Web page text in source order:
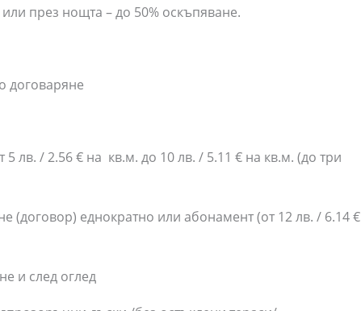
през нощта – до 50% оскъпяване.
договаряне
лв. / 2.56 € на кв.м. до 10 лв. / 5.11 € на кв.м. (до три
(договор) еднократно или абонамент (от 12 лв. / 6.14 €
и след оглед